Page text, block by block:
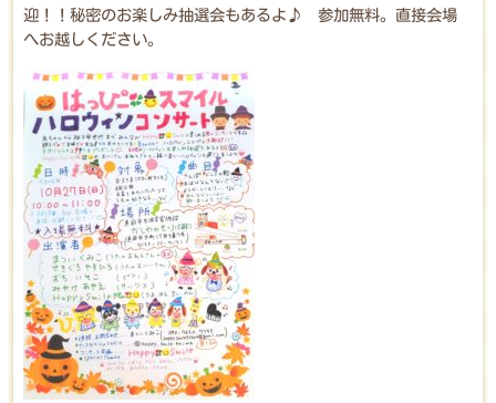
迎！！秘密のお楽しみ抽選会もあるよ♪ 参加無料。直接会場
へお越しください。